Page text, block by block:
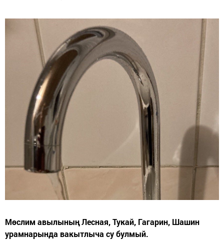
Мөслим авылының Лесная, Тукай, Гагарин, Шашин
урамнарында вакытлыча су булмый.